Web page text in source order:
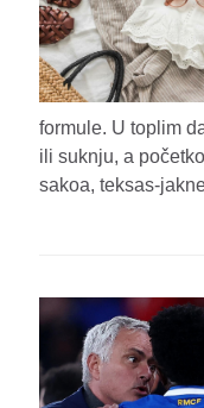
formule. U toplim
ili suknju, a
sakoa, teksas-